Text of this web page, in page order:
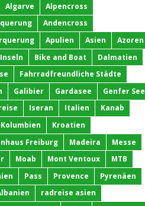
Algarve
Alpencross
Andencross
Apulien Asien
Azoren
Bike and Boat
Dalmatien
Fahrradfreundliche Städte
Galibier Gardasee
Genfer See
Iseran Italien
Kanab
Kolumbien
Kroatien
Freiburg
Madeira
Messe
Moab Mont Ventoux
MTB
Pass Provence
Pyrenäen
radreise asien